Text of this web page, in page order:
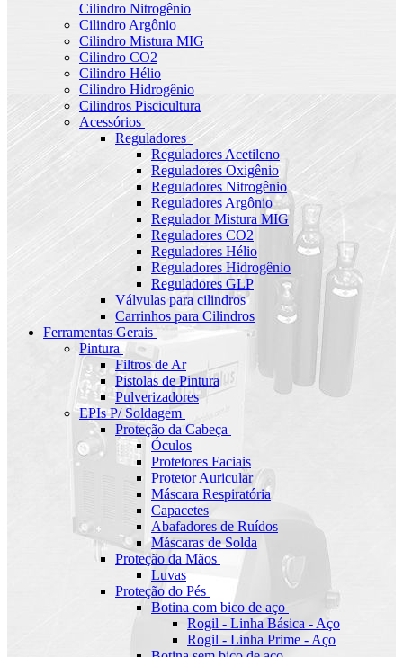
Cilindro Nitrogênio
Cilindro Argônio
Cilindro Mistura MIG
Cilindro CO2
Cilindro Hélio
Cilindro Hidrogênio
Cilindros Piscicultura
Acessórios
Reguladores
Reguladores Acetileno
Reguladores Oxigênio
Reguladores Nitrogênio
Reguladores Argônio
Regulador Mistura MIG
Reguladores CO2
Reguladores Hélio
Reguladores Hidrogênio
Reguladores GLP
Válvulas para cilindros
Carrinhos para Cilindros
Ferramentas Gerais
Pintura
Filtros de Ar
Pistolas de Pintura
Pulverizadores
EPIs P/ Soldagem
Proteção da Cabeça
Óculos
Protetores Faciais
Protetor Auricular
Máscara Respiratória
Capacetes
Abafadores de Ruídos
Máscaras de Solda
Proteção da Mãos
Luvas
Proteção do Pés
Botina com bico de aço
Rogil - Linha Básica - Aço
Rogil - Linha Prime - Aço